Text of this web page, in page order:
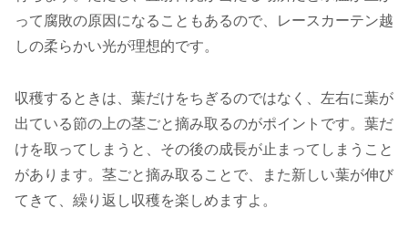
って腐敗の原因になることもあるので、レースカーテン越
しの柔らかい光が理想的です。
収穫するときは、葉だけをちぎるのではなく、左右に葉が
出ている節の上の茎ごと摘み取るのがポイントです。葉だ
けを取ってしまうと、その後の成長が止まってしまうこと
があります。茎ごと摘み取ることで、また新しい葉が伸び
てきて、繰り返し収穫を楽しめますよ。